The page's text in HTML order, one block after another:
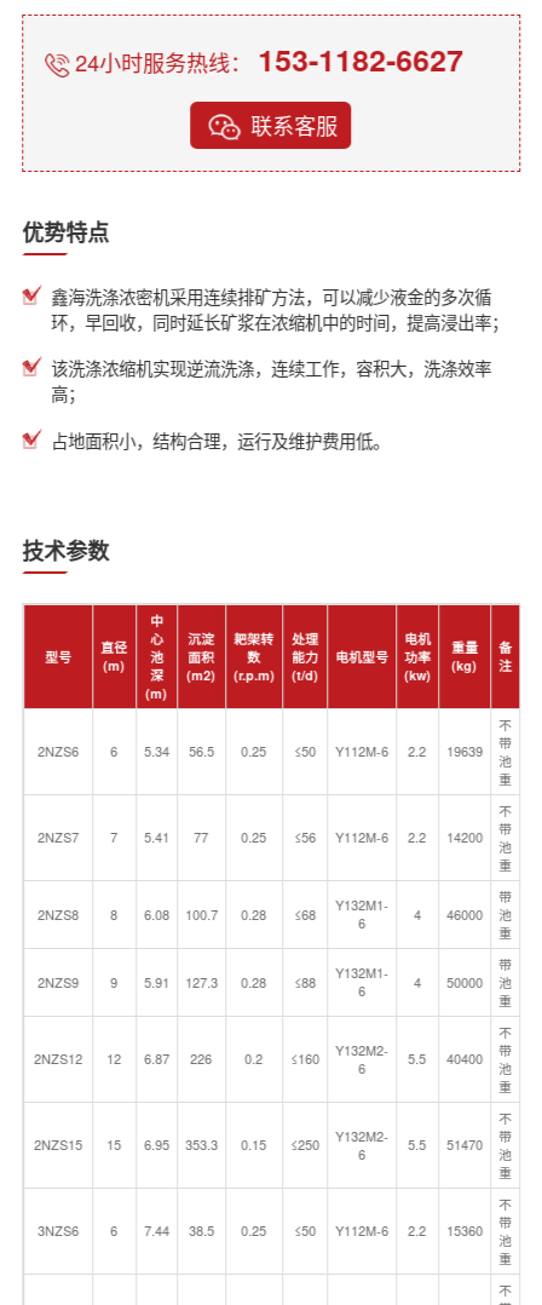
24小时服务热线： 153-1182-6627
联系客服
优势特点
鑫海洗涤浓密机采用连续排矿方法，可以减少液金的多次循
环，早回收，同时延长矿浆在浓缩机中的时间，提高浸出率；
该洗涤浓缩机实现逆流洗涤，连续工作，容积大，洗涤效率
高；
占地面积小，结构合理，运行及维护费用低。
技术参数
型号
直径
(m)
中
心
池
深
(m)
沉淀
面积
(m2)
耙架转
数
(r.p.m)
处理
能力
(t/d)
电机型号
电机
功率
(kw)
重量
(kg)
备
注
2NZS6 6 5.34 56.5 0.25 ≤50 Y112M-6 2.2 19639
不
带
池
重
2NZS7 7 5.41 77 0.25 ≤56 Y112M-6 2.2 14200
不
带
池
重
2NZS8 8 6.08 100.7 0.28 ≤68
Y132M1-
6
4 46000
带
池
重
2NZS9 9 5.91 127.3 0.28 ≤88
Y132M1-
6
4 50000
带
池
重
2NZS12 12 6.87 226 0.2 ≤160
Y132M2-
6
5.5 40400
不
带
池
重
2NZS15 15 6.95 353.3 0.15 ≤250
Y132M2-
6
5.5 51470
不
带
池
重
3NZS6 6 7.44 38.5 0.25 ≤50 Y112M-6 2.2 15360
不
带
池
重
不